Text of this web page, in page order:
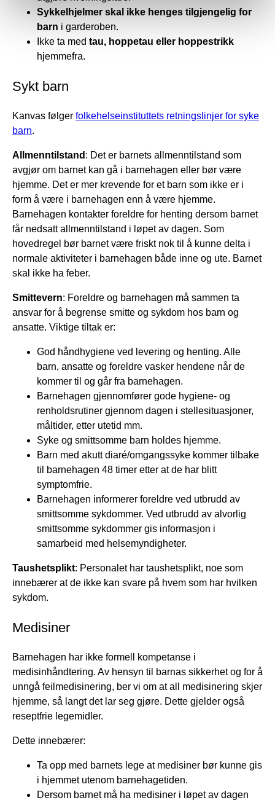
Sykkelhjelmer skal ikke henges tilgjengelig for
barn i garderoben.
Ikke ta med tau, hoppetau eller hoppestrikk
hjemmefra.
Sykt barn
Kanvas følger folkehelseinstituttets retningslinjer for syke
barn.
Allmenntilstand : Det er barnets allmenntilstand som
avgjør om barnet kan gå i barnehagen eller bør være
hjemme. Det er mer krevende for et barn som ikke er i
form å være i barnehagen enn å være hjemme.
Barnehagen kontakter foreldre for henting dersom barnet
får nedsatt allmenntilstand i løpet av dagen. Som
hovedregel bør barnet være friskt nok til å kunne delta i
normale aktiviteter i barnehagen både inne og ute. Barnet
skal ikke ha feber.
Smittevern: Foreldre og barnehagen må sammen ta
ansvar for å begrense smitte og sykdom hos barn og
ansatte. Viktige tiltak er:
God håndhygiene ved levering og henting. Alle
barn, ansatte og foreldre vasker hendene når de
kommer til og går fra barnehagen.
Barnehagen gjennomfører gode hygiene- og
renholdsrutiner gjennom dagen i stellesituasjoner,
måltider, etter utetid mm.
Syke og smittsomme barn holdes hjemme.
Barn med akutt diaré/omgangssyke kommer tilbake
til barnehagen 48 timer etter at de har blitt
symptomfrie.
Barnehagen informerer foreldre ved utbrudd av
smittsomme sykdommer. Ved utbrudd av alvorlig
smittsomme sykdommer gis informasjon i
samarbeid med helsemyndigheter.
Taushetsplikt: Personalet har taushetsplikt, noe som
innebærer at de ikke kan svare på hvem som har hvilken
sykdom.
Medisiner
Barnehagen har ikke formell kompetanse i
medisinhåndtering. Av hensyn til barnas sikkerhet og for å
unngå feilmedisinering, ber vi om at all medisinering skjer
hjemme, så langt det lar seg gjøre. Dette gjelder også
reseptfrie legemidler.
Dette innebærer:
Ta opp med barnets lege at medisiner bør kunne gis
i hjemmet utenom barnehagetiden.
Dersom barnet må ha medisiner i løpet av dagen